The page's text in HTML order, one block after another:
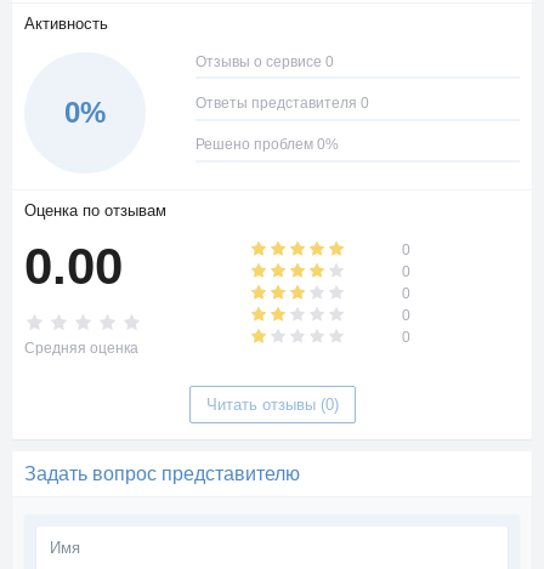
использовать для оплаты услуг на платформе.
Активность
0%
Отзывы о сервисе 0
Ответы представителя 0
Решено проблем 0%
Оценка по отзывам
0.00
Средняя оценка
0
0
0
0
0
Читать отзывы (0)
Задать вопрос представителю